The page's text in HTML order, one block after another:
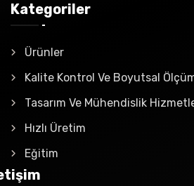
Kategoriler
Ürünler
Kalite Kontrol Ve Boyutsal
Tasarım Ve Mühendislik
Hızlı Üretim
Eğitim